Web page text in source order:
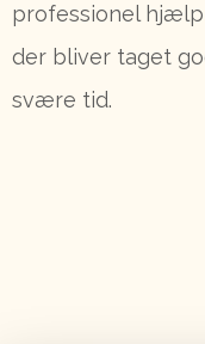
professionel
der bliver taget
svære tid.